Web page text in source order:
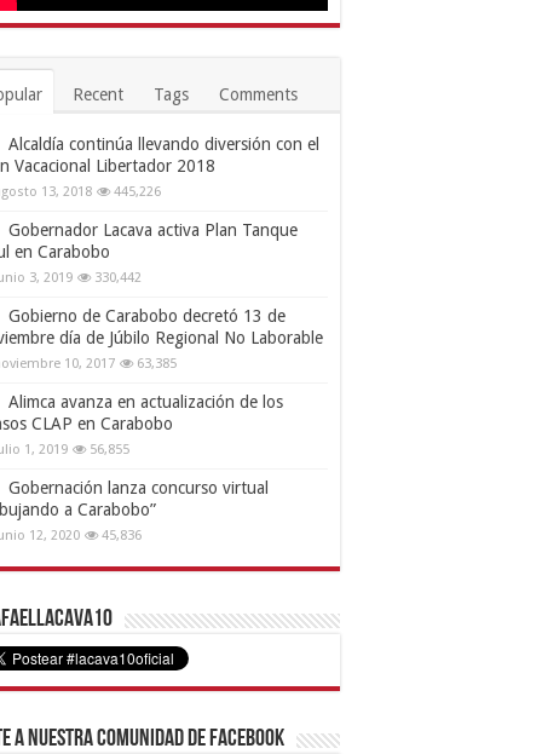
Recent Tags Comments
Alcaldía continúa llevando diversión con el
Vacacional Libertador 2018
13, 2018 445,226
Gobernador Lacava activa Plan Tanque
en Carabobo
3, 2019 330,442
Gobierno de Carabobo decretó 13 de
día de Júbilo Regional No Laborable
10, 2017 63,385
Alimca avanza en actualización de los
CLAP en Carabobo
1, 2019 56,855
Gobernación lanza concurso virtual
a Carabobo”
12, 2020 45,836
a nuestra comunidad de Facebook